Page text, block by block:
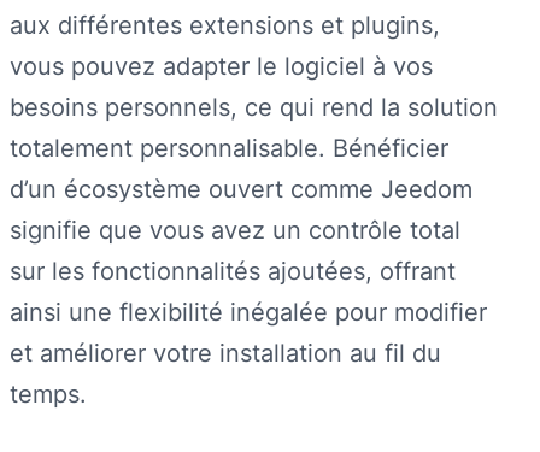
aux différentes extensions et plugins,
vous pouvez adapter le logiciel à vos
besoins personnels, ce qui rend la solution
totalement personnalisable. Bénéficier
d’un écosystème ouvert comme Jeedom
signifie que vous avez un contrôle total
sur les fonctionnalités ajoutées, offrant
ainsi une flexibilité inégalée pour modifier
et améliorer votre installation au fil du
temps.